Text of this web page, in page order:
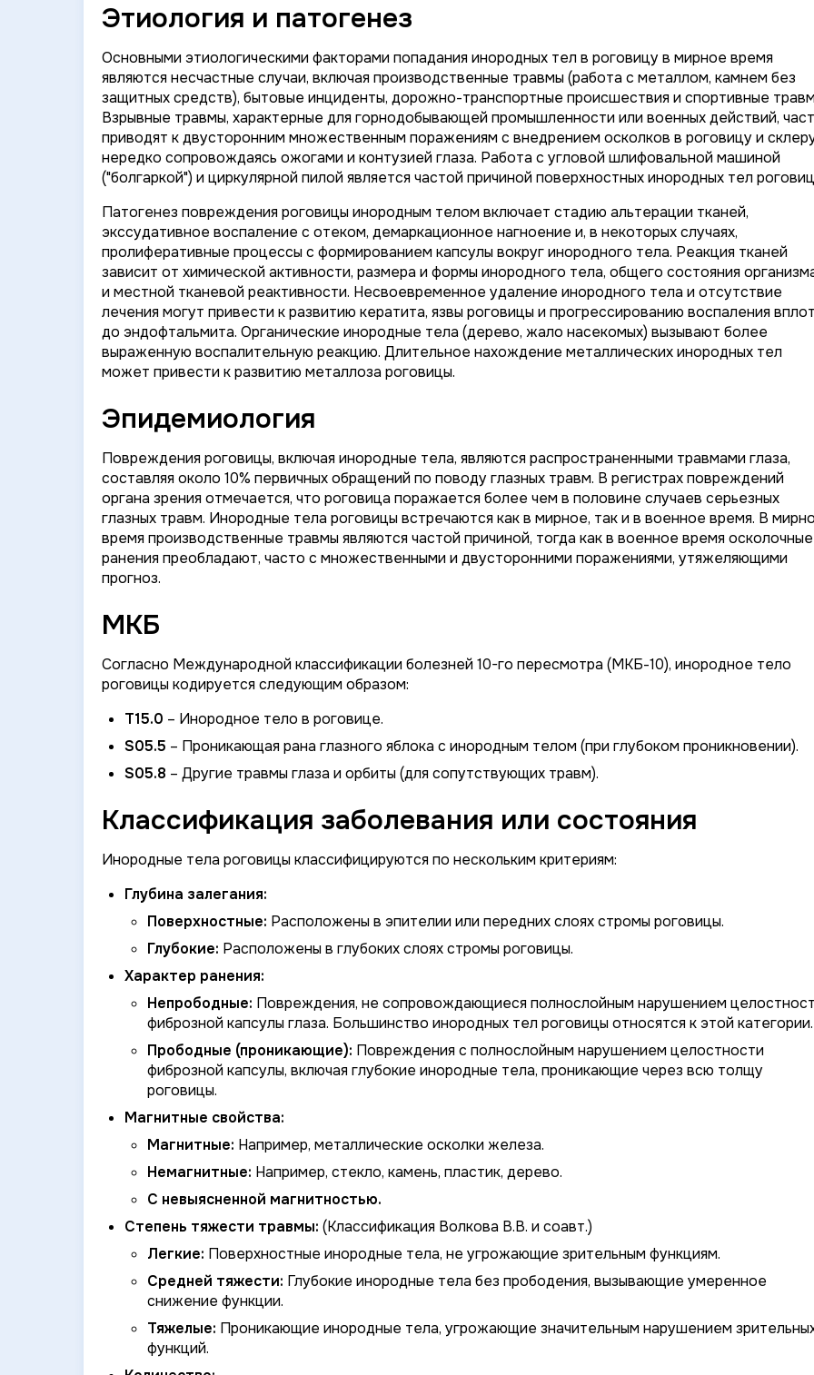
Этиология и патогенез
Основными этиологическими факторами попадания инородных тел в роговицу в мирное время
являются несчастные случаи, включая производственные травмы (работа с металлом, камнем без
защитных средств), бытовые инциденты, дорожно-транспортные происшествия и спортивные
Взрывные травмы, характерные для горнодобывающей промышленности или военных действий,
приводят к двусторонним множественным поражениям с внедрением осколков в роговицу и
нередко сопровождаясь ожогами и контузией глаза. Работа с угловой шлифовальной машиной
("болгаркой") и циркулярной пилой является частой причиной поверхностных инородных тел
Патогенез повреждения роговицы инородным телом включает стадию альтерации тканей,
экссудативное воспаление с отеком, демаркационное нагноение и, в некоторых случаях,
пролиферативные процессы с формированием капсулы вокруг инородного тела. Реакция тканей
зависит от химической активности, размера и формы инородного тела, общего состояния
и местной тканевой реактивности. Несвоевременное удаление инородного тела и отсутствие
лечения могут привести к развитию кератита, язвы роговицы и прогрессированию воспаления
до эндофтальмита. Органические инородные тела (дерево, жало насекомых) вызывают более
выраженную воспалительную реакцию. Длительное нахождение металлических инородных тел
может привести к развитию металлоза роговицы.
Эпидемиология
Повреждения роговицы, включая инородные тела, являются распространенными травмами глаза,
составляя около 10% первичных обращений по поводу глазных травм. В регистрах повреждений
органа зрения отмечается, что роговица поражается более чем в половине случаев серьезных
глазных травм. Инородные тела роговицы встречаются как в мирное, так и в военное время. В
время производственные травмы являются частой причиной, тогда как в военное время осколочные
ранения преобладают, часто с множественными и двусторонними поражениями, утяжеляющими
прогноз.
МКБ
Согласно Международной классификации болезней 10-го пересмотра (МКБ-10), инородное тело
роговицы кодируется следующим образом:
T15.0 – Инородное тело в роговице.
S05.5 – Проникающая рана глазного яблока с инородным телом (при глубоком проникновении).
S05.8 – Другие травмы глаза и орбиты (для сопутствующих травм).
Классификация заболевания или состояния
Инородные тела роговицы классифицируются по нескольким критериям:
Глубина залегания:
Поверхностные: Расположены в эпителии или передних слоях стромы роговицы.
Глубокие: Расположены в глубоких слоях стромы роговицы.
Характер ранения:
Непрободные: Повреждения, не сопровождающиеся полнослойным нарушением
фиброзной капсулы глаза. Большинство инородных тел роговицы относятся к этой категории.
Прободные (проникающие): Повреждения с полнослойным нарушением целостности
фиброзной капсулы, включая глубокие инородные тела, проникающие через всю толщу
роговицы.
Магнитные свойства:
Магнитные: Например, металлические осколки железа.
Немагнитные: Например, стекло, камень, пластик, дерево.
С невыясненной магнитностью.
Степень тяжести травмы: (Классификация Волкова В.В. и соавт.)
Легкие: Поверхностные инородные тела, не угрожающие зрительным функциям.
Средней тяжести: Глубокие инородные тела без прободения, вызывающие умеренное
снижение функции.
Тяжелые: Проникающие инородные тела, угрожающие значительным нарушением
функций.